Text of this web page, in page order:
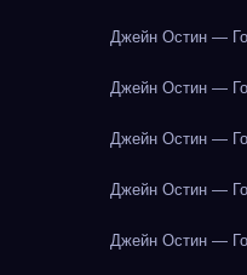
Джейн Остин —
Джейн Остин —
Джейн Остин —
Джейн Остин —
Джейн Остин —